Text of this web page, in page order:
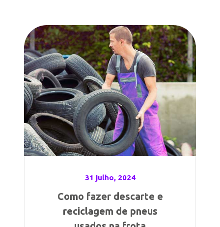
31 julho, 2024
Como fazer descarte e
reciclagem de pneus